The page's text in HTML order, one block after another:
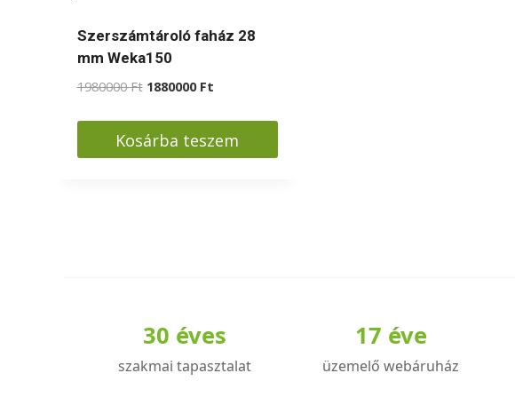
Szerszámtároló faház 28
mm Weka150
1980000Ft Original
was:
1980000 Ft.
1880000 FtCurrent
is:
1880000 Ft.
Kosárba teszem
30 éves
szakmai tapasztalat
17 éve
üzemelő webáruház